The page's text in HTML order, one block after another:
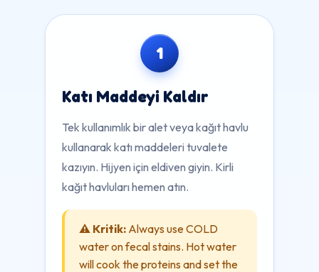
1
Katı Maddeyi Kaldır
Tek kullanımlık bir alet veya kağıt havlu
kullanarak katı maddeleri tuvalete
kazıyın. Hijyen için eldiven giyin. Kirli
kağıt havluları hemen atın.
⚠️ Kritik: Always use COLD
water on fecal stains. Hot water
will cook the proteins and set the